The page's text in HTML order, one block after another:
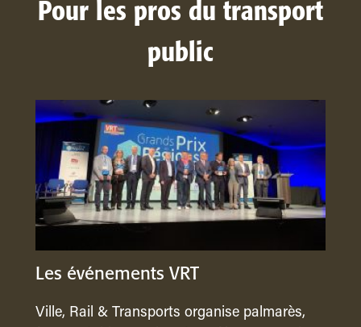
Pour les pros du transport
public
Les événements VRT
Ville, Rail & Transports organise palmarès,